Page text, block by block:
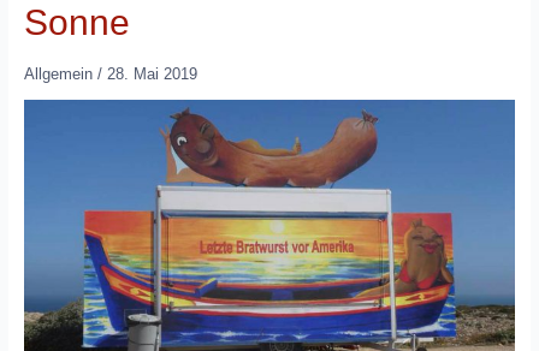
Sonne
Allgemein/ 28. Mai 2019